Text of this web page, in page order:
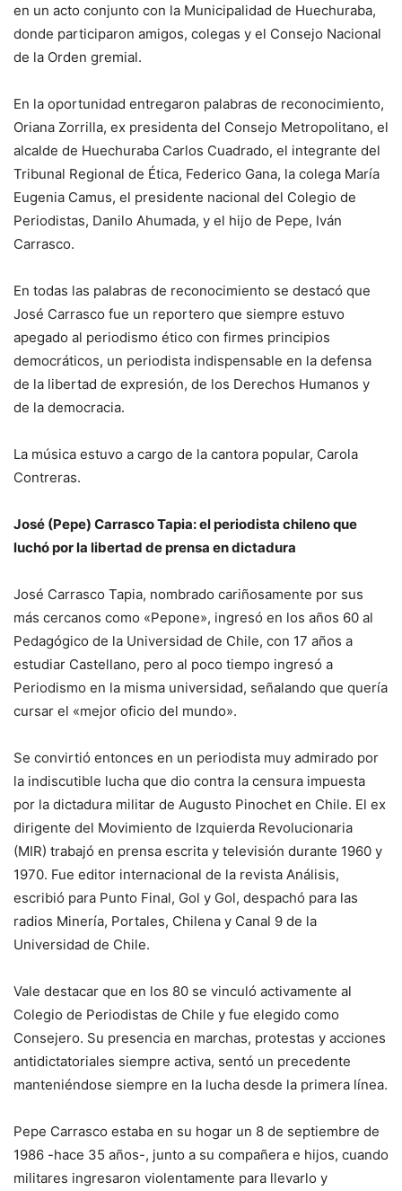
en un acto conjunto con la Municipalidad de Huechuraba,
donde participaron amigos, colegas y el Consejo Nacional
de la Orden gremial.
En la oportunidad entregaron palabras de reconocimiento,
Oriana Zorrilla, ex presidenta del Consejo Metropolitano, el
alcalde de Huechuraba Carlos Cuadrado, el integrante del
Tribunal Regional de Ética, Federico Gana, la colega María
Eugenia Camus, el presidente nacional del Colegio de
Periodistas, Danilo Ahumada, y el hijo de Pepe, Iván
Carrasco.
En todas las palabras de reconocimiento se destacó que
José Carrasco fue un reportero que siempre estuvo
apegado al periodismo ético con firmes principios
democráticos, un periodista indispensable en la defensa
de la libertad de expresión, de los Derechos Humanos y
de la democracia.
La música estuvo a cargo de la cantora popular, Carola
Contreras.
José (Pepe) Carrasco Tapia: el periodista chileno que
luchó por la libertad de prensa en dictadura
José Carrasco Tapia, nombrado cariñosamente por sus
más cercanos como «Pepone», ingresó en los años 60 al
Pedagógico de la Universidad de Chile, con 17 años a
estudiar Castellano, pero al poco tiempo ingresó a
Periodismo en la misma universidad, señalando que quería
cursar el «mejor oficio del mundo».
Se convirtió entonces en un periodista muy admirado por
la indiscutible lucha que dio contra la censura impuesta
por la dictadura militar de Augusto Pinochet en Chile. El ex
dirigente del Movimiento de Izquierda Revolucionaria
(MIR) trabajó en prensa escrita y televisión durante 1960 y
1970. Fue editor internacional de la revista Análisis,
escribió para Punto Final, Gol y Gol, despachó para las
radios Minería, Portales, Chilena y Canal 9 de la
Universidad de Chile.
Vale destacar que en los 80 se vinculó activamente al
Colegio de Periodistas de Chile y fue elegido como
Consejero. Su presencia en marchas, protestas y acciones
antidictatoriales siempre activa, sentó un precedente
manteniéndose siempre en la lucha desde la primera línea.
Pepe Carrasco estaba en su hogar un 8 de septiembre de
1986 -hace 35 años-, junto a su compañera e hijos, cuando
militares ingresaron violentamente para llevarlo y